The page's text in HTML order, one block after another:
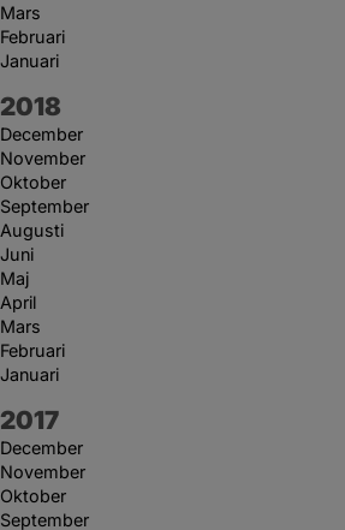
Mars
Februari
Januari
År:
2018
December
November
Oktober
September
Augusti
Juni
Maj
April
Mars
Februari
Januari
År:
2017
December
November
Oktober
September